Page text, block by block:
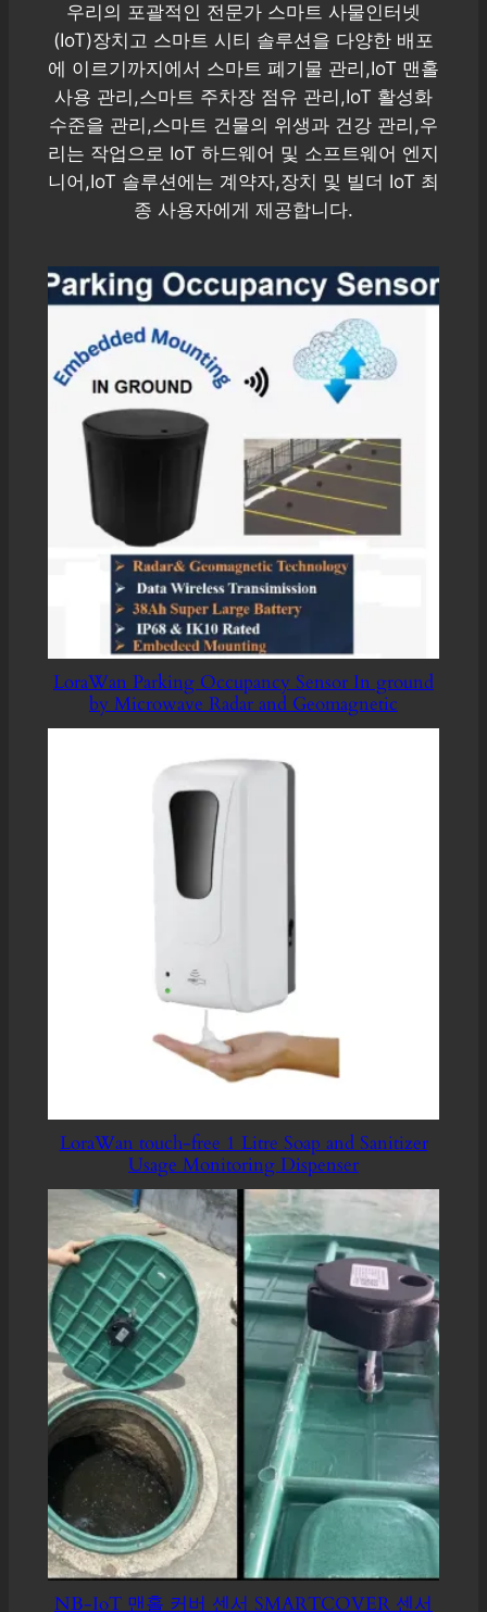
우리의 포괄적인 전문가 스마트 사물인터넷
(IoT)장치고 스마트 시티 솔루션을 다양한 배포
에 이르기까지에서 스마트 폐기물 관리,IoT 맨홀
사용 관리,스마트 주차장 점유 관리,IoT 활성화
수준을 관리,스마트 건물의 위생과 건강 관리,우
리는 작업으로 IoT 하드웨어 및 소프트웨어 엔지
니어,IoT 솔루션에는 계약자,장치 및 빌더 IoT 최
종 사용자에게 제공합니다.
LoraWan Parking Occupancy Sensor In ground
by Microwave Radar and Geomagnetic
LoraWan touch-free 1 Litre Soap and Sanitizer
Usage Monitoring Dispenser
NB-IoT 맨홀 커버 센서 SMARTCOVER 센서